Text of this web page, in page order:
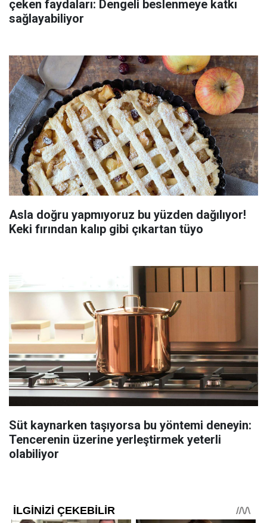
çeken faydaları: Dengeli beslenmeye katkı
sağlayabiliyor
Asla doğru yapmıyoruz bu yüzden dağılıyor!
Keki fırından kalıp gibi çıkartan tüyo
Süt kaynarken taşıyorsa bu yöntemi deneyin:
Tencerenin üzerine yerleştirmek yeterli
olabiliyor